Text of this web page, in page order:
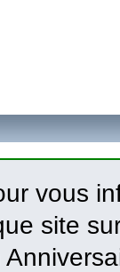
vous
site